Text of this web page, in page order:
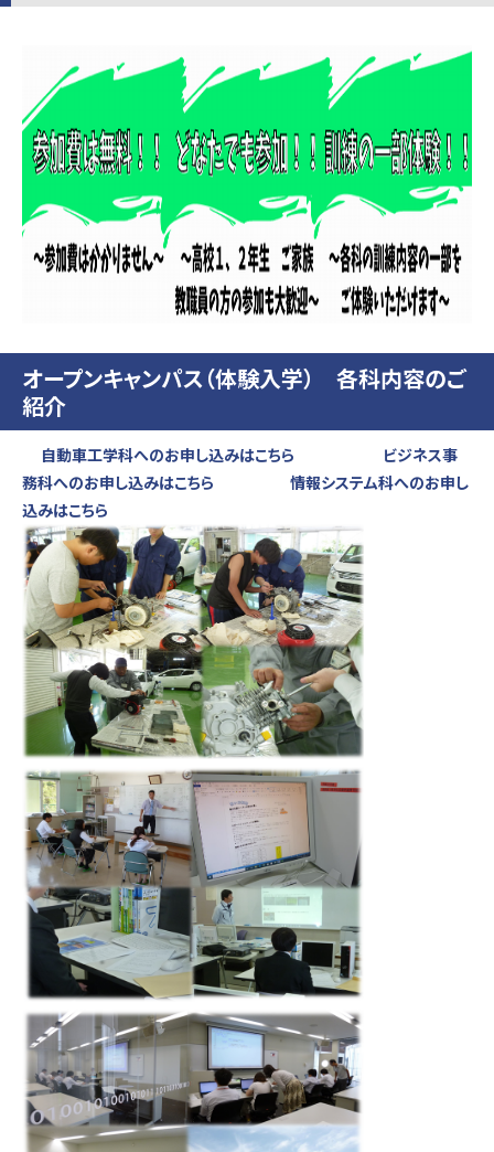
オープンキャンパス（体験入学） 各科内容のご
紹介
自動車工学科へのお申し込みはこちら
ビジネス事
務科へのお申し込みはこちら
情報システム科へのお申し
込みはこちら